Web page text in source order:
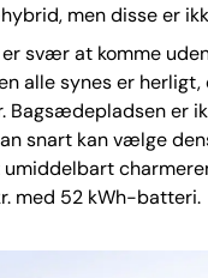
men disse er
er svær at komme
alle synes er
Bagsædepladsen er
snart kan vælge
med 52 kWh-batteri.